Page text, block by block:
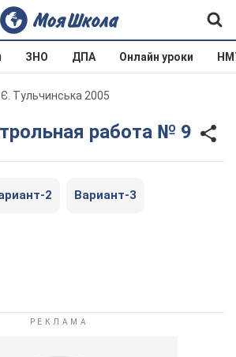
ЗНО ДПА Онлайн уроки
Тульчинська 2005
работа № 9
2 Вариант-3